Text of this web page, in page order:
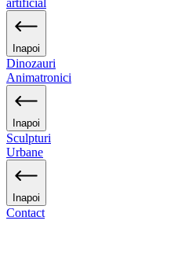
artificial
Inapoi
Dinozauri
Animatronici
Inapoi
Sculpturi
Urbane
Inapoi
Contact